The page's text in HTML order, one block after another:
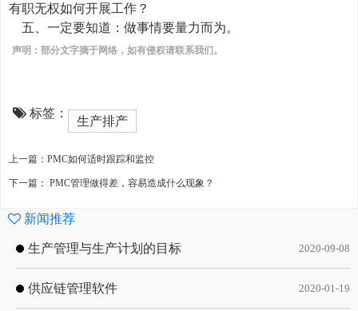
有职无权如何开展工作？
五、一定要知道：做事情要量力而为。
声明：部分文字摘于网络，如有侵权请联系我们。
标签：
生产排产
上一篇：PMC如何适时跟踪和监控
下一篇： PMC管理做得差，容易造成什么现象？
新闻推荐
生产管理与生产计划的目标 2020-09-08
供应链管理软件 2020-01-19